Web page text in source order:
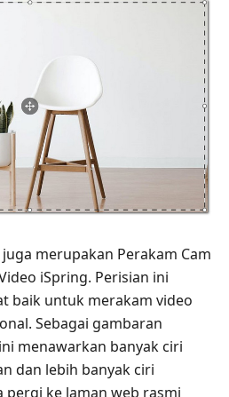
merupakan Perakam Cam
iSpring. Perisian ini
baik untuk merakam video
Sebagai gambaran
menawarkan banyak ciri
dan lebih banyak ciri
pergi ke laman web rasmi